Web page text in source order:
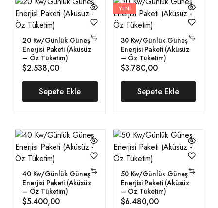
20 Kw/Günlük Güneş
Enerjisi Paketi (Aküsüz
– Öz Tüketim)
$2.538,00
Sepete Ekle
YENI
30 Kw/Günlük Güneş
Enerjisi Paketi (Aküsüz
– Öz Tüketim)
$3.780,00
Sepete Ekle
40 Kw/Günlük Güneş
Enerjisi Paketi (Aküsüz
– Öz Tüketim)
$5.400,00
50 Kw/Günlük Güneş
Enerjisi Paketi (Aküsüz
– Öz Tüketim)
$6.480,00